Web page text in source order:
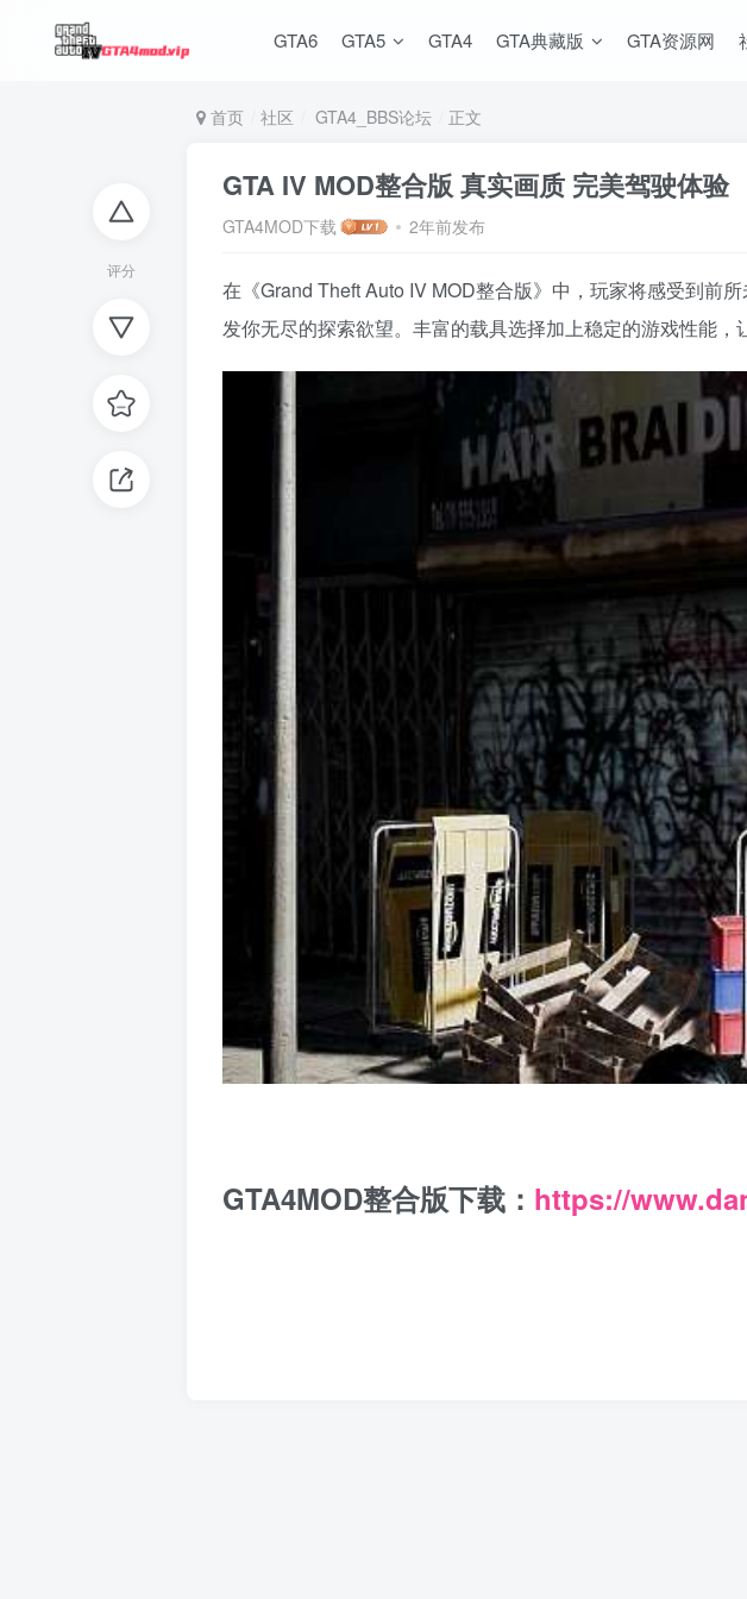
GTA6 GTA5 GTA4 GTA典藏版 GTA资源网
评分
首页 社区 GTA4_BBS论坛 正文
GTA IV MOD整合版 真实画质 完美驾驶体验
GTA4MOD下载 2年前发布
在《Grand Theft Auto IV MOD整合版》中，玩家将感受到前
发你无尽的探索欲望。丰富的载具选择加上稳定的游戏性能
GTA4MOD整合版下载： https://